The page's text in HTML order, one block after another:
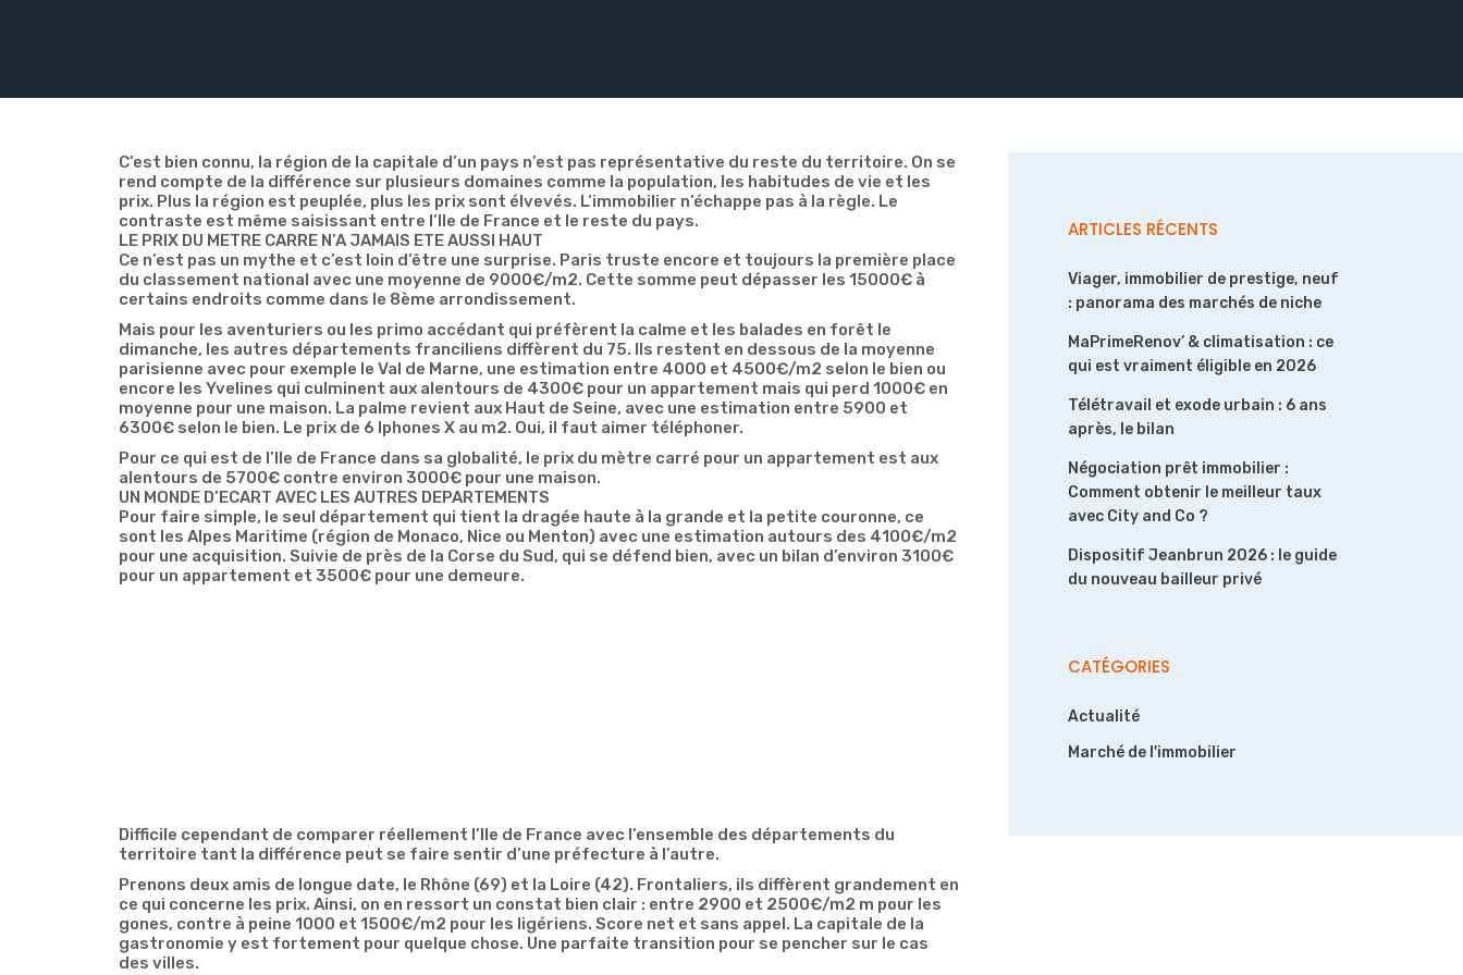
C’est bien connu, la région de la capitale d’un pays n’est pas représentative du reste du territoire. On se
rend compte de la différence sur plusieurs domaines comme la population, les habitudes de vie et les
prix. Plus la région est peuplée, plus les prix sont élvevés. L’immobilier n’échappe pas à la règle. Le
contraste est même saisissant entre l’Ile de France et le reste du pays.
LE PRIX DU METRE CARRE N’A JAMAIS ETE AUSSI HAUT
Ce n’est pas un mythe et c’est loin d’être une surprise. Paris truste encore et toujours la première place
du classement national avec une moyenne de 9000€/m2. Cette somme peut dépasser les 15000€ à
certains endroits comme dans le 8ème arrondissement.
Mais pour les aventuriers ou les primo accédant qui préfèrent la calme et les balades en forêt le
dimanche, les autres départements franciliens diffèrent du 75. Ils restent en dessous de la moyenne
parisienne avec pour exemple le Val de Marne, une estimation entre 4000 et 4500€/m2 selon le bien ou
encore les Yvelines qui culminent aux alentours de 4300€ pour un appartement mais qui perd 1000€ en
moyenne pour une maison. La palme revient aux Haut de Seine, avec une estimation entre 5900 et
6300€ selon le bien. Le prix de 6 Iphones X au m2. Oui, il faut aimer téléphoner.
Pour ce qui est de l’Ile de France dans sa globalité, le prix du mètre carré pour un appartement est aux
alentours de 5700€ contre environ 3000€ pour une maison.
UN MONDE D’ECART AVEC LES AUTRES DEPARTEMENTS
Pour faire simple, le seul département qui tient la dragée haute à la grande et la petite couronne, ce
sont les Alpes Maritime (région de Monaco, Nice ou Menton) avec une estimation autours des 4100€/m2
pour une acquisition. Suivie de près de la Corse du Sud, qui se défend bien, avec un bilan d’environ 3100€
pour un appartement et 3500€ pour une demeure.
Difficile cependant de comparer réellement l’Ile de France avec l’ensemble des départements du
territoire tant la différence peut se faire sentir d’une préfecture à l’autre.
Prenons deux amis de longue date, le Rhône (69) et la Loire (42). Frontaliers, ils diffèrent grandement en
ce qui concerne les prix. Ainsi, on en ressort un constat bien clair : entre 2900 et 2500€/m2 m pour les
gones, contre à peine 1000 et 1500€/m2 pour les ligériens. Score net et sans appel. La capitale de la
gastronomie y est fortement pour quelque chose. Une parfaite transition pour se pencher sur le cas
des villes.
ARTICLES RÉCENTS
Viager, immobilier de prestige, neuf
: panorama des marchés de niche
MaPrimeRenov’ & climatisation : ce
qui est vraiment éligible en 2026
Télétravail et exode urbain : 6 ans
après, le bilan
Négociation prêt immobilier :
Comment obtenir le meilleur taux
avec City and Co ?
Dispositif Jeanbrun 2026 : le guide
du nouveau bailleur privé
CATÉGORIES
Actualité
Marché de l'immobilier